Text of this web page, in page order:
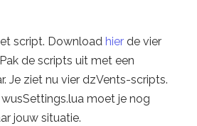
script. Download hier de vier
de scripts uit met een
Je ziet nu vier dzVents-scripts.
moet je nog
jouw situatie.